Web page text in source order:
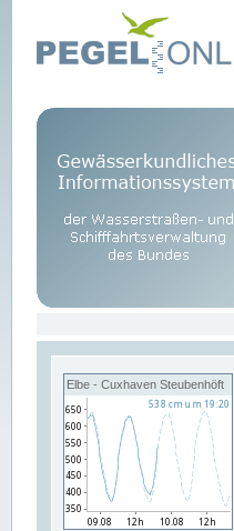
Elbe - Cuxhaven Steubenhöft